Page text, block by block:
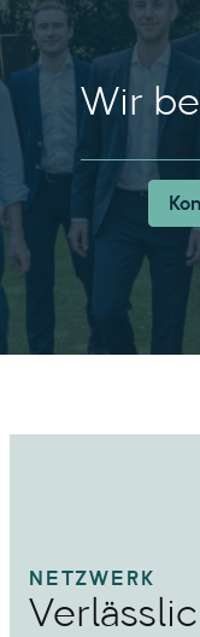
Wir
NETZWERK